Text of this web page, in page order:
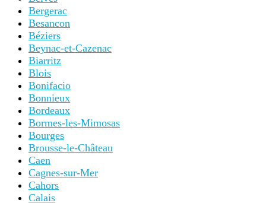
Bergerac
Besancon
Béziers
Beynac-et-Cazenac
Biarritz
Blois
Bonifacio
Bonnieux
Bordeaux
Bormes-les-Mimosas
Bourges
Brousse-le-Château
Caen
Cagnes-sur-Mer
Cahors
Calais